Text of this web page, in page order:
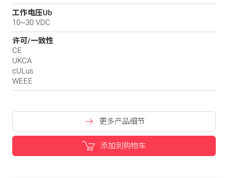
工作电压Ub
10~30 VDC
许可/一致性
CE
UKCA
cULus
WEEE
更多产品细节
添加到购物车